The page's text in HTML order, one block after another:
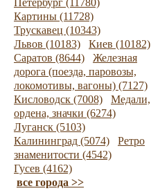
Петербург (11780)
Картины (11728)
Трускавец (10343)
Львов (10183)
Киев (10182)
Саратов (8644)
Железная
дорога (поезда, паровозы,
локомотивы, вагоны) (7127)
Кисловодск (7008)
Медали,
ордена, значки (6274)
Луганск (5103)
Калининград (5074)
Ретро
знаменитости (4542)
Гусев (4162)
все города >>